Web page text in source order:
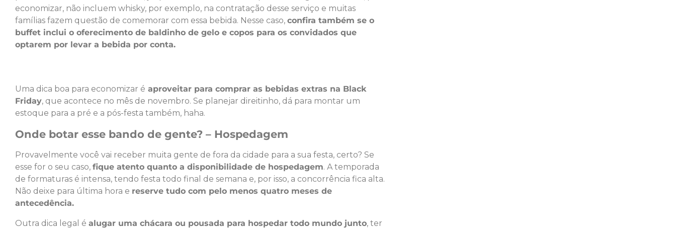
economizar, não incluem whisky, por exemplo, na contratação desse serviço e muitas
famílias fazem questão de comemorar com essa bebida. Nesse caso, confira também se o
buffet inclui o oferecimento de baldinho de gelo e copos para os convidados que
optarem por levar a bebida por conta.
Uma dica boa para economizar é aproveitar para comprar as bebidas extras na Black
Friday, que acontece no mês de novembro. Se planejar direitinho, dá para montar um
estoque para a pré e a pós-festa também, haha.
Onde botar esse bando de gente? – Hospedagem
Provavelmente você vai receber muita gente de fora da cidade para a sua festa, certo? Se
esse for o seu caso, fique atento quanto a disponibilidade de hospedagem. A temporada
de formaturas é intensa, tendo festa todo final de semana e, por isso, a concorrência fica alta.
Não deixe para última hora e reserve tudo com pelo menos quatro meses de
antecedência.
Outra dica legal é alugar uma chácara ou pousada para hospedar todo mundo junto, ter